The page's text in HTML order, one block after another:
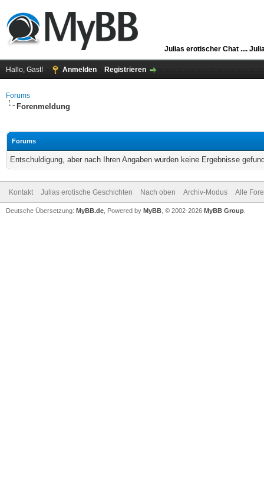
Julias erotischer Chat ....
Hallo, Gast! Anmelden Registrieren
Forums
Forenmeldung
Forums
Entschuldigung, aber nach Ihren Angaben wurden keine Ergebnisse
Kontakt Julias erotische Geschichten Nach oben Archiv-Modus Alle
Deutsche Übersetzung: MyBB.de , Powered by MyBB , © 2002-2026 MyBB Group